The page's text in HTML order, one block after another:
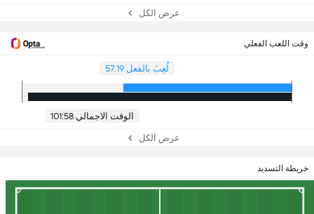
عرض الكل
وقت اللعب الفعلي
لُعِبَ بالفعل 57:19
الوقت الاجمالي 101:58
عرض الكل
خريطة التسديد